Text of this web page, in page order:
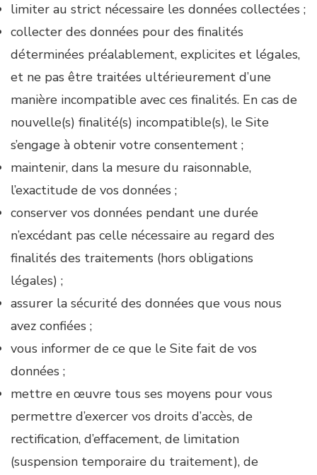
limiter au strict nécessaire les données collectées ;
collecter des données pour des finalités
déterminées préalablement, explicites et légales,
et ne pas être traitées ultérieurement d’une
manière incompatible avec ces finalités. En cas de
nouvelle(s) finalité(s) incompatible(s), le Site
s’engage à obtenir votre consentement ;
maintenir, dans la mesure du raisonnable,
l’exactitude de vos données ;
conserver vos données pendant une durée
n’excédant pas celle nécessaire au regard des
finalités des traitements (hors obligations
légales) ;
assurer la sécurité des données que vous nous
avez confiées ;
vous informer de ce que le Site fait de vos
données ;
mettre en œuvre tous ses moyens pour vous
permettre d’exercer vos droits d’accès, de
rectification, d’effacement, de limitation
(suspension temporaire du traitement), de